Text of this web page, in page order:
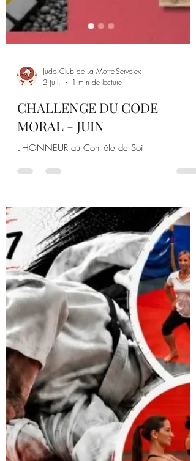
Judo Club de La Motte-Servolex
2 juil.
1 min de lecture
CHALLENGE DU CODE
MORAL - JUIN
L'HONNEUR au Contrôle de Soi